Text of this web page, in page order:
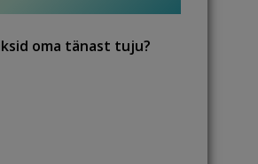
oma tänast tuju?